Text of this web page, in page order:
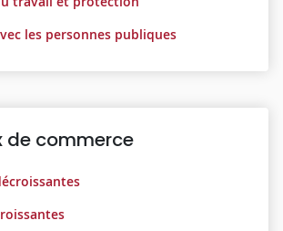
les personnes publiques
de commerce